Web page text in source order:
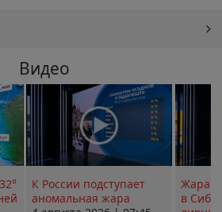
Видео
К России подступает
аномальная жара
Жара в
в